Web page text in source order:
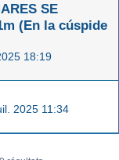
SE
(En la cúspide
18:19
2025 11:34